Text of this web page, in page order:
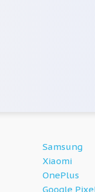
Samsung
Xiaomi
OnePlus
Google